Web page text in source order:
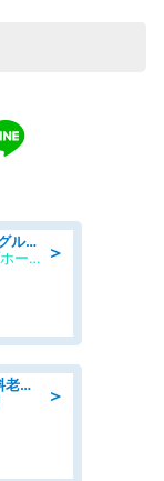
＞
介護職員/介護福祉士/残業ほぼなし/グループホームの介護職/日勤のみ
有限会社グループホーム幸/グループホーム 幸
＞
介護職員/残業ほぼなし/介護付き有料老人ホームの介護職/夜勤専従